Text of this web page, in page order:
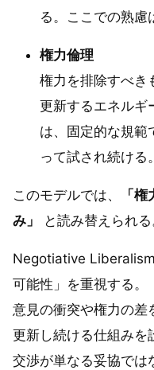
る。ここでの熟慮
権力倫理
権力を排除すべき
更新するエネルギ
は、固定的な規範
って試され続ける。
このモデルでは、
「
み」
と読み替えられる
Negotiative
可能性」を重視する。
意見の衝突や権力の差
更新し続ける仕組みを
交渉が単なる妥協では